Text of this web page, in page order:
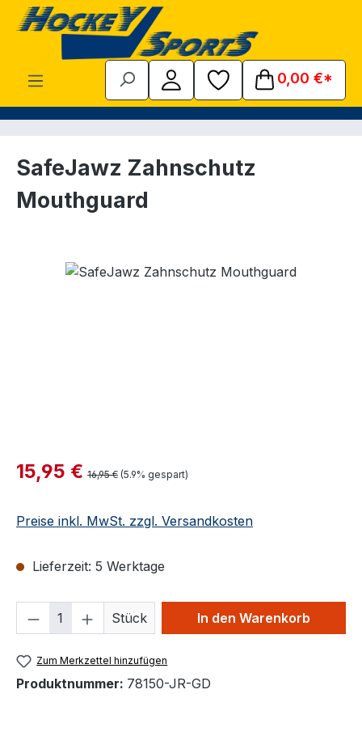
Zum Hauptinhalt springen
0,00 €*
SafeJawz Zahnschutz
Mouthguard
Bildergalerie überspringen
Verkaufspreis:
15,95 € Regulärer Preis:
16,95 € (5.9% gespart)
Preise inkl. MwSt. zzgl. Versandkosten
Lieferzeit: 5 Werktage
Produkt Anzahl: Gib den
Stück In den Warenkorb
Zum Merkzettel hinzufügen
Produktnummer: 78150-JR-GD